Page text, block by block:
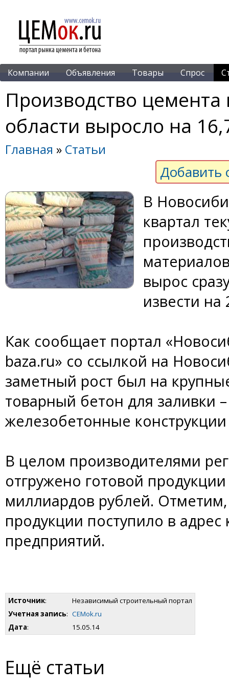
Компании Объявления Товары Спрос
Производство
области выросло на
Главная » Статьи
Добавить
В
квартал
вырос
извести на
Как сообщает портал
baza.ru» со ссылкой на
заметный рост был на
товарный бетон для заливки
железобетонные
В целом производителями
отгружено готовой
миллиардов рублей.
продукции поступило в
предприятий.
Источник:
Независимый строительный портал
Учетная запись: CEMok.ru
Дата: 15.05.14
Ещё статьи